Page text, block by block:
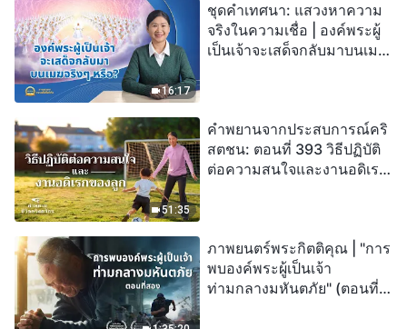
16:17
ชุดคำเทศนา: แสวงหาความ
จริงในความเชื่อ | องค์พระผู้
เป็นเจ้าจะเสด็จกลับมาบนเมฆ
51:35
คำพยานจากประสบการณ์คริ
สตชน: ตอนที่ 393 วิธีปฏิบัติ
ต่อความสนใจและงานอดิเรก
ภาพยนตร์พระกิตติคุณ | "การ
พบองค์พระผู้เป็นเจ้า
ท่ามกลางมหันตภัย" (ตอนที่